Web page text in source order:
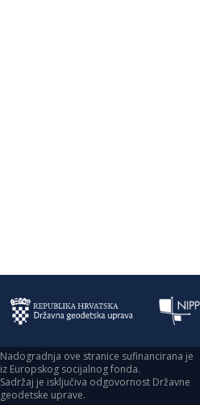
Nadogradnja ove stranice sufinancirana je
iz Europskog socijalnog fonda.
Sadržaj je isključiva odgovornost Državne
geodetske uprave.